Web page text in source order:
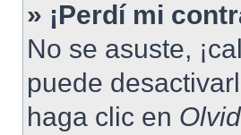
» ¡Perdí mi
No se asuste,
puede
haga clic en